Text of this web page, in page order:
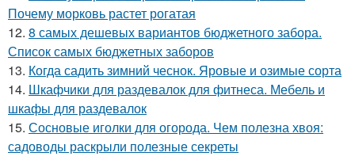
Почему морковь растет рогатая
12. 8 самых дешевых вариантов бюджетного забора.
Список самых бюджетных заборов
13. Когда садить зимний чеснок. Яровые и озимые сорта
14. Шкафчики для раздевалок для фитнеса. Мебель и
шкафы для раздевалок
15. Сосновые иголки для огорода. Чем полезна хвоя:
садоводы раскрыли полезные секреты